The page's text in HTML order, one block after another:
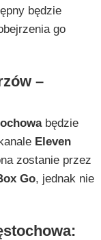
będzie
go
–
będzie
Eleven
zostanie przez
Go, jednak nie